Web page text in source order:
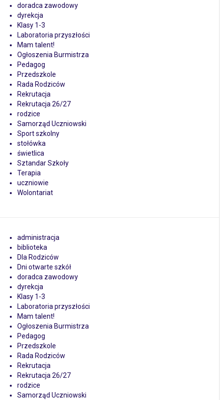
doradca zawodowy
dyrekcja
Klasy 1-3
Laboratoria przyszłości
Mam talent!
Ogłoszenia Burmistrza
Pedagog
Przedszkole
Rada Rodziców
Rekrutacja
Rekrutacja 26/27
rodzice
Samorząd Uczniowski
Sport szkolny
stołówka
świetlica
Sztandar Szkoły
Terapia
uczniowie
Wolontariat
administracja
biblioteka
Dla Rodziców
Dni otwarte szkół
doradca zawodowy
dyrekcja
Klasy 1-3
Laboratoria przyszłości
Mam talent!
Ogłoszenia Burmistrza
Pedagog
Przedszkole
Rada Rodziców
Rekrutacja
Rekrutacja 26/27
rodzice
Samorząd Uczniowski